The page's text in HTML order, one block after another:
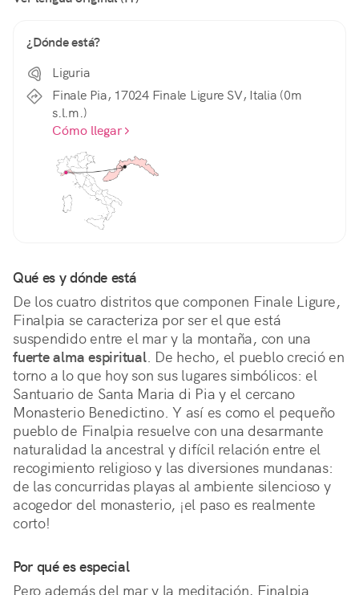
¿Dónde está?
Liguria
Finale Pia, 17024 Finale Ligure SV, Italia (0m
s.l.m.)
Cómo llegar
Qué es y dónde está
De los cuatro distritos que componen Finale Ligure,
Finalpia se caracteriza por ser el que está
fuerte alma espiritual. De hecho, el pueblo creció en
torno a lo que hoy son sus lugares simbólicos: el
Santuario de Santa Maria di Pia y el cercano
Monasterio Benedictino. Y así es como el pequeño
pueblo de Finalpia resuelve con una desarmante
naturalidad la ancestral y difícil relación entre el
recogimiento religioso y las diversiones mundanas:
de las concurridas playas al ambiente silencioso y
acogedor del monasterio, ¡el paso es realmente
corto!
Por qué es especial
Pero además del mar y la meditación, Finalpia